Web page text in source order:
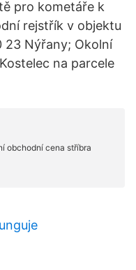
pro kometáře k
rejstřík v objektu
23 Nýřany; Okolní
na parcele